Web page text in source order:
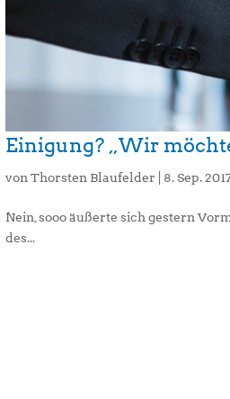
Einigung? „Wir
vonThorsten Blaufelder 8. Sep.
Nein, sooo äußerte sich gestern
des...